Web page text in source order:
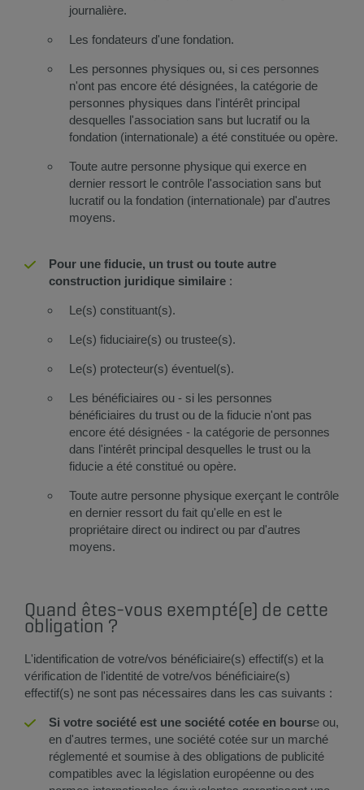
journalière.
Les fondateurs d'une fondation.
Les personnes physiques ou, si ces personnes
n'ont pas encore été désignées, la catégorie de
personnes physiques dans l'intérêt principal
desquelles l'association sans but lucratif ou la
fondation (internationale) a été constituée ou opère.
Toute autre personne physique qui exerce en
dernier ressort le contrôle l'association sans but
lucratif ou la fondation (internationale) par d'autres
moyens.
Pour une fiducie, un trust ou toute autre
construction juridique similaire :
Le(s) constituant(s).
Le(s) fiduciaire(s) ou trustee(s).
Le(s) protecteur(s) éventuel(s).
Les bénéficiaires ou - si les personnes
bénéficiaires du trust ou de la fiducie n'ont pas
encore été désignées - la catégorie de personnes
dans l'intérêt principal desquelles le trust ou la
fiducie a été constitué ou opère.
Toute autre personne physique exerçant le contrôle
en dernier ressort du fait qu'elle en est le
propriétaire direct ou indirect ou par d'autres
moyens.
Quand êtes-vous exempté(e) de cette
obligation ?
L'identification de votre/vos bénéficiaire(s) effectif(s) et la
vérification de l'identité de votre/vos bénéficiaire(s)
effectif(s) ne sont pas nécessaires dans les cas suivants :
Si votre société est une société cotée en bourse ou,
en d'autres termes, une société cotée sur un marché
réglementé et soumise à des obligations de publicité
compatibles avec la législation européenne ou des